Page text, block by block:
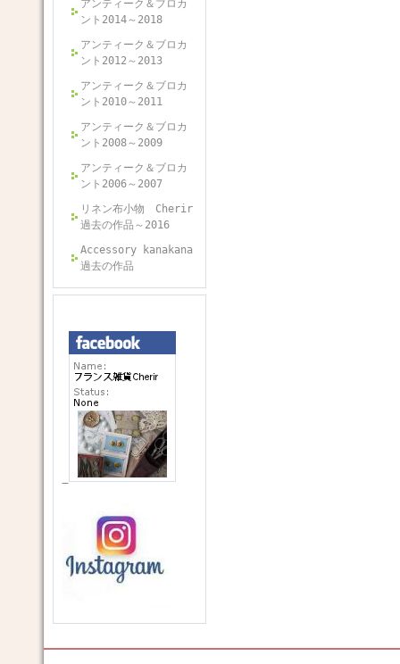
アンティーク＆ブロカ
ント2014～2018
アンティーク＆ブロカ
ント2012～2013
アンティーク＆ブロカ
ント2010～2011
アンティーク＆ブロカ
ント2008～2009
アンティーク＆ブロカ
ント2006～2007
リネン布小物 Cherir
過去の作品～2016
Accessory kanakana
過去の作品